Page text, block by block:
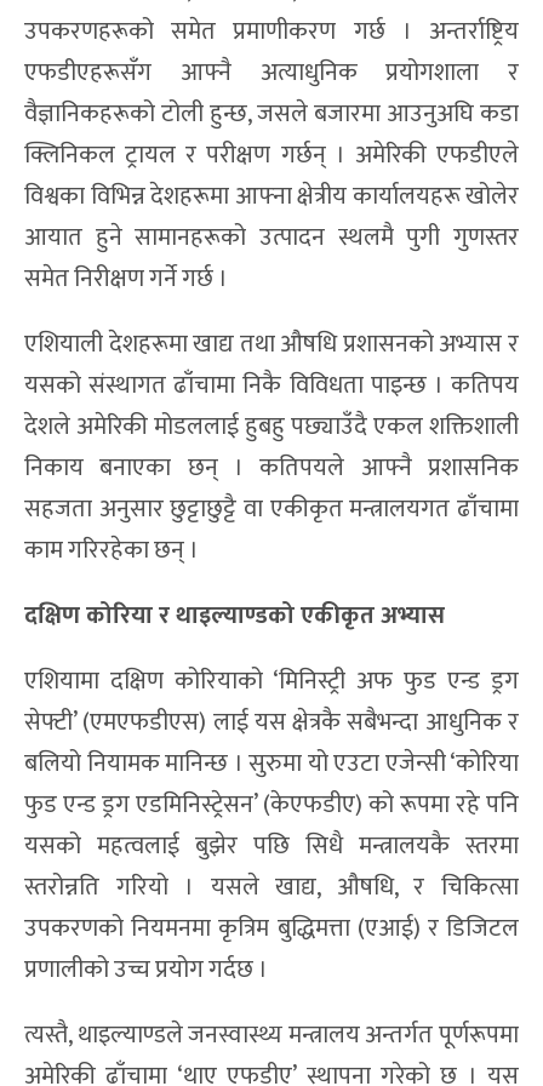
उपकरणहरूको समेत प्रमाणीकरण गर्छ । अन्तर्राष्ट्रिय
एफडीएहरूसँग आफ्नै अत्याधुनिक प्रयोगशाला र
वैज्ञानिकहरूको टोली हुन्छ, जसले बजारमा आउनुअघि कडा
क्लिनिकल ट्रायल र परीक्षण गर्छन् । अमेरिकी एफडीएले
विश्वका विभिन्न देशहरूमा आफ्ना क्षेत्रीय कार्यालयहरू खोलेर
आयात हुने सामानहरूको उत्पादन स्थलमै पुगी गुणस्तर
समेत निरीक्षण गर्ने गर्छ ।
एशियाली देशहरूमा खाद्य तथा औषधि प्रशासनको अभ्यास र
यसको संस्थागत ढाँचामा निकै विविधता पाइन्छ । कतिपय
देशले अमेरिकी मोडललाई हुबहु पछ्याउँदै एकल शक्तिशाली
निकाय बनाएका छन् । कतिपयले आफ्नै प्रशासनिक
सहजता अनुसार छुट्टाछुट्टै वा एकीकृत मन्त्रालयगत ढाँचामा
काम गरिरहेका छन् ।
दक्षिण कोरिया र थाइल्याण्डको एकीकृत अभ्यास
एशियामा दक्षिण कोरियाको ‘मिनिस्ट्री अफ फुड एन्ड ड्रग
सेफ्टी’ (एमएफडीएस) लाई यस क्षेत्रकै सबैभन्दा आधुनिक र
बलियो नियामक मानिन्छ । सुरुमा यो एउटा एजेन्सी ‘कोरिया
फुड एन्ड ड्रग एडमिनिस्ट्रेसन’ (केएफडीए) को रूपमा रहे पनि
यसको महत्वलाई बुझेर पछि सिधै मन्त्रालयकै स्तरमा
स्तरोन्नति गरियो । यसले खाद्य, औषधि, र चिकित्सा
उपकरणको नियमनमा कृत्रिम बुद्धिमत्ता (एआई) र डिजिटल
प्रणालीको उच्च प्रयोग गर्दछ ।
त्यस्तै, थाइल्याण्डले जनस्वास्थ्य मन्त्रालय अन्तर्गत पूर्णरूपमा
अमेरिकी ढाँचामा ‘थाए एफडीए’ स्थापना गरेको छ । यस